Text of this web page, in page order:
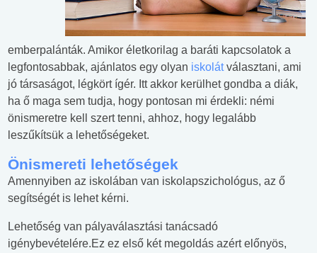
emberpalánták. Amikor életkorilag a baráti kapcsolatok a
legfontosabbak, ajánlatos egy olyan iskolátválasztani, ami
jó társaságot, légkört ígér. Itt akkor kerülhet gondba a diák,
ha ő maga sem tudja, hogy pontosan mi érdekli: némi
önismeretre kell szert tenni, ahhoz, hogy legalább
leszűkítsük a lehetőségeket.
Önismereti lehetőségek
Amennyiben az iskolában van iskolapszichológus, az ő
segítségét is lehet kérni.
Lehetőség van pályaválasztási tanácsadó
igénybevételére.Ez ez első két megoldás azért előnyös,